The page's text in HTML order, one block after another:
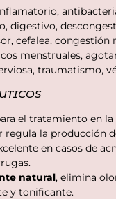
digestivo,
cefalea, congestión
menstruales,
traumatismo,
el tratamiento en
regula la producción
en casos de
natural, elimina
y tonificante.